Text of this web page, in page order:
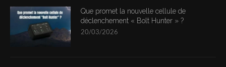
Que promet la nouvelle cellule de
déclenchement « Bolt Hunter » ?
20/03/2026